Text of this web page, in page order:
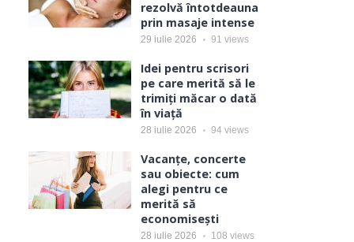
rezolvă întotdeauna
prin masaje intense
29 iulie 2026 91 views
Idei pentru scrisori
pe care merită să le
trimiți măcar o dată
în viață
28 iulie 2026 94 views
Vacanțe, concerte
sau obiecte: cum
alegi pentru ce
merită să
economisești
28 iulie 2026 108 views